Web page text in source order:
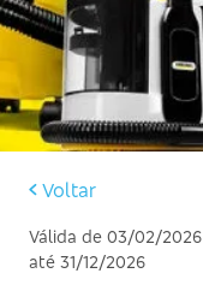
Voltar
Válida de 03/02/2026
até 31/12/2026